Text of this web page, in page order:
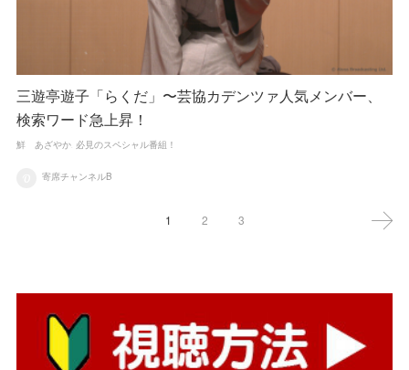
三遊亭遊子「らくだ」〜芸協カデンツァ人気メンバー、
検索ワード急上昇！
鮮 あざやか 必見のスペシャル番組！
寄席チャンネルB
1 2 3